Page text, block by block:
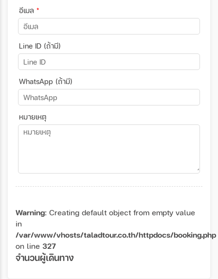
อีเมล *
Line ID (ถ้ามี)
WhatsApp (ถ้ามี)
หมายเหตุ
Warning: Creating default object from empty value
in
/var/www/vhosts/taladtour.co.th/httpdocs/booking.php
on line 327
จำนวนผู้เดินทาง